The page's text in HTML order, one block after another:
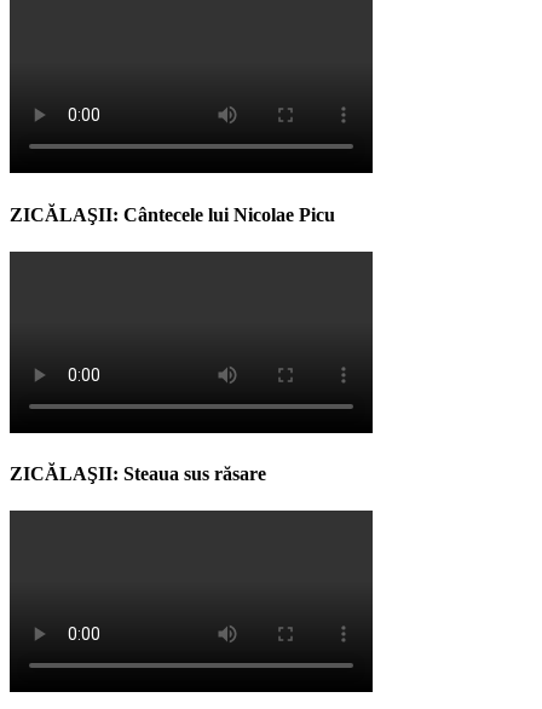
ZICĂLAŞII: Cântecele lui Nicolae Picu
ZICĂLAŞII: Steaua sus răsare